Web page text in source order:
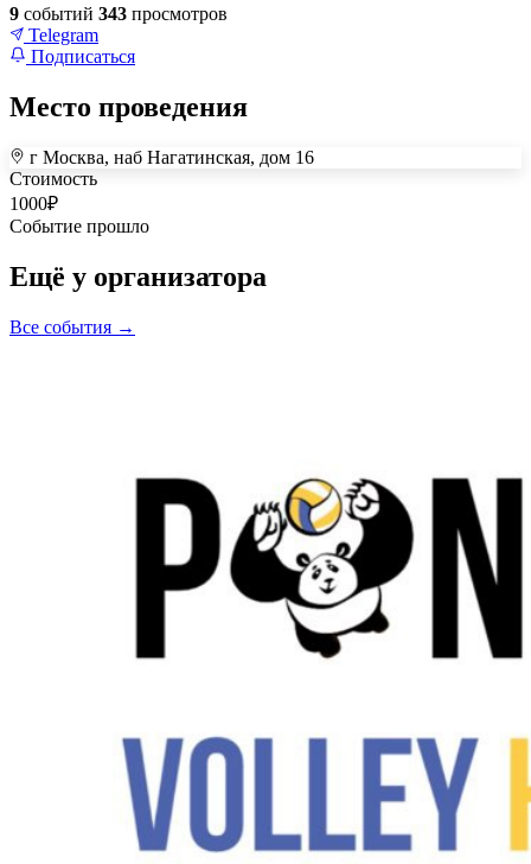
9 событий 343 просмотров
Telegram
Подписаться
Место проведения
+
–
г Москва, наб Нагатинская, дом 16
Стоимость
1000₽
Событие прошло
Ещё у организатора
Все события →